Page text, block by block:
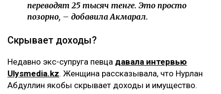
переводят 25 тысяч тенге. Это просто
позорно, – добавила Акмарал.
Скрывает доходы?
Недавно экс-супруга певца давала интервью
Ulysmedia.kz. Женщина рассказывала, что Нурлан
Абдуллин якобы скрывает доходы и имущество.